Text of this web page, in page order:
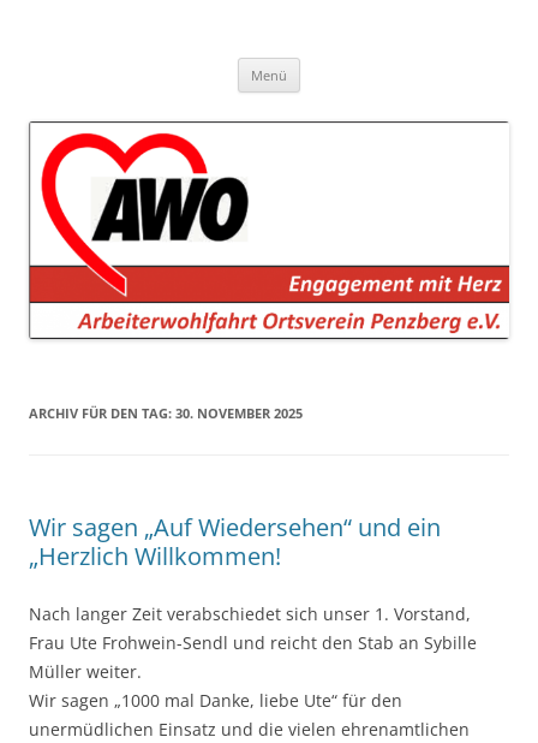
Menü
ARCHIV FÜR DEN TAG: 30. NOVEMBER 2025
Wir sagen „Auf Wiedersehen“ und ein
„Herzlich Willkommen!
Nach langer Zeit verabschiedet sich unser 1. Vorstand,
Frau Ute Frohwein-Sendl und reicht den Stab an Sybille
Müller weiter.
Wir sagen „1000 mal Danke, liebe Ute“ für den
unermüdlichen Einsatz und die vielen ehrenamtlichen